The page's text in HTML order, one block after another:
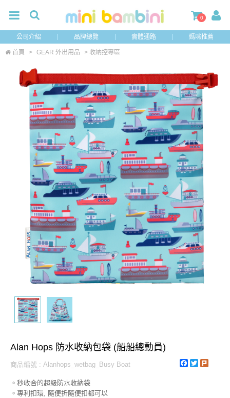
0
公司介紹 品牌總覽 實體通路 媽咪推薦
首頁 > GEAR 外出用品 > 收納控專區
Alan Hops 防水收納包袋 (船船總動員)
Facebook
Twitter
商品編號 : Alanhops_wetbag_Busy Boat
。秒收合的超級防水收納袋
。專利扣環, 隨便折隨便扣都可以